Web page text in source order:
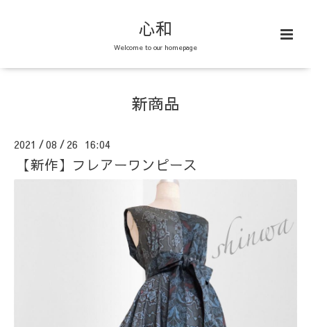
心和
Welcome to our homepage
新商品
2021 /08 / 26 16:04
【新作】フレアーワンピース